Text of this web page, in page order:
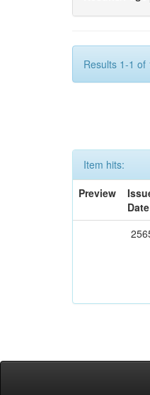
Results 1-1 of
Item hits:
Preview
Date